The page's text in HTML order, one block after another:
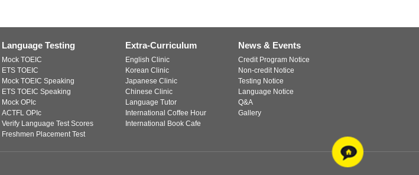
Language Testing
Mock TOEIC
ETS TOEIC
Mock TOEIC Speaking
ETS TOEIC Speaking
Mock OPIc
ACTFL OPIc
Verify Language Test Scores
Freshmen Placement Test
Extra-Curriculum
English Clinic
Korean Clinic
Japanese Clinic
Chinese Clinic
Language Tutor
International Coffee Hour
International Book Cafe
News & Events
Credit Program Notice
Non-credit Notice
Testing Notice
Language Notice
Q&A
Gallery